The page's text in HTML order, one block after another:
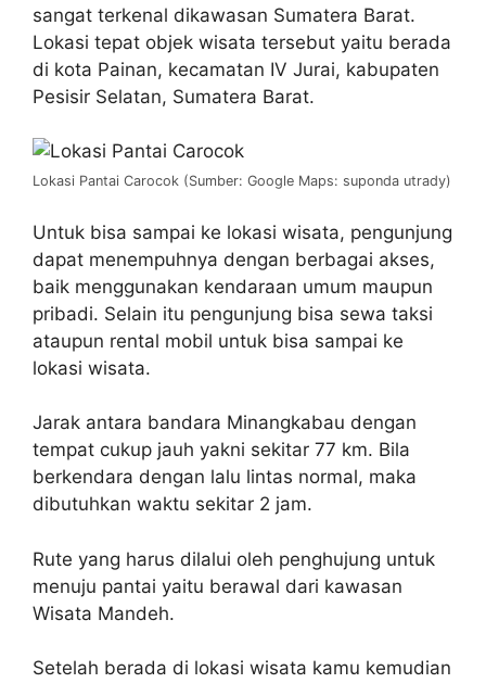
sangat terkenal dikawasan Sumatera Barat.
Lokasi tepat objek wisata tersebut yaitu berada
di kota Painan, kecamatan IV Jurai, kabupaten
Pesisir Selatan, Sumatera Barat.
Lokasi Pantai Carocok (Sumber: Google Maps: suponda utrady)
Untuk bisa sampai ke lokasi wisata, pengunjung
dapat menempuhnya dengan berbagai akses,
baik menggunakan kendaraan umum maupun
pribadi. Selain itu pengunjung bisa sewa taksi
ataupun rental mobil untuk bisa sampai ke
lokasi wisata.
Jarak antara bandara Minangkabau dengan
tempat cukup jauh yakni sekitar 77 km. Bila
berkendara dengan lalu lintas normal, maka
dibutuhkan waktu sekitar 2 jam.
Rute yang harus dilalui oleh penghujung untuk
menuju pantai yaitu berawal dari kawasan
Wisata Mandeh.
Setelah berada di lokasi wisata kamu kemudian